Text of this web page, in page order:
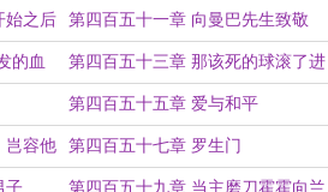
前
始之后 第四百五十一章 向曼巴先生致敬
的血 第四百五十三章 那该死的球滚了进
去
第四百五十五章 爱与和平
岂容他 第四百五十七章 罗生门
子 第四百五十九章 当主磨刀霍霍向兰